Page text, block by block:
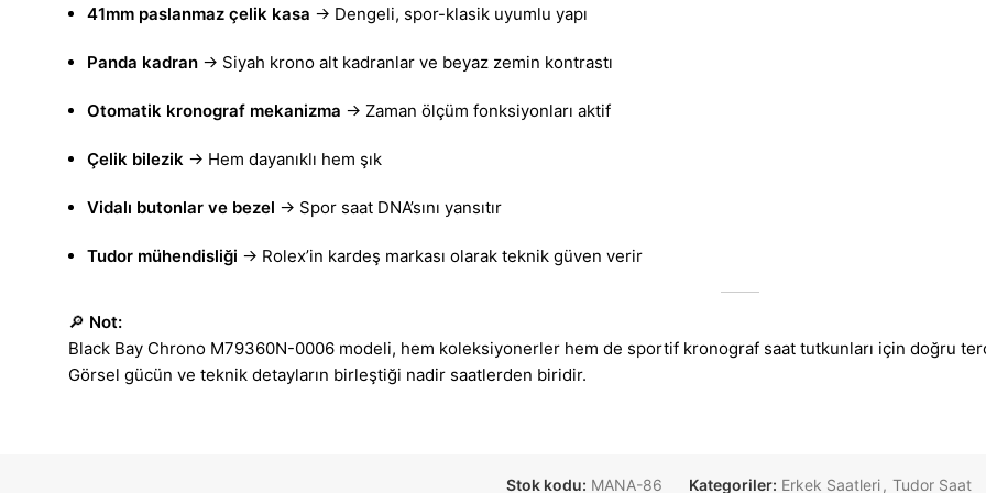
41mm paslanmaz çelik kasa → Dengeli, spor-klasik uyumlu yapı
Panda kadran → Siyah krono alt kadranlar ve beyaz zemin kontrastı
Otomatik kronograf mekanizma → Zaman ölçüm fonksiyonları aktif
Çelik bilezik → Hem dayanıklı hem şık
Vidalı butonlar ve bezel → Spor saat DNA’sını yansıtır
Tudor mühendisliği → Rolex’in kardeş markası olarak teknik güven verir
🔎 Not:
Black Bay Chrono M79360N-0006 modeli, hem koleksiyonerler hem de sportif kronograf saat tutkunları için doğru
Görsel gücün ve teknik detayların birleştiği nadir saatlerden biridir.
Stok kodu: MANA-86 Kategoriler: Erkek Saatleri, Tudor Saat